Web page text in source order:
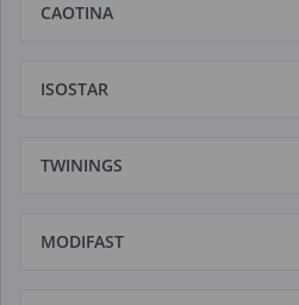
CAOTINA
ISOSTAR
TWININGS
MODIFAST